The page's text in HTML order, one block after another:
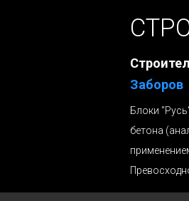
Заборов
Блоки
бетона